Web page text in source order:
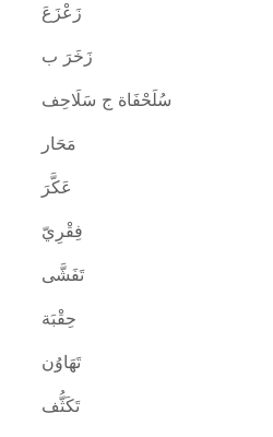
زَعْزَعَ
زَخَرَ ب
سُلَحْفَاة ج سَلَاحِف
مَحَار
عَكَّرَ
فِقْرِيّ
تَفَشَّى
حِقْبَة
تَهَاوُن
تَكَثُّف